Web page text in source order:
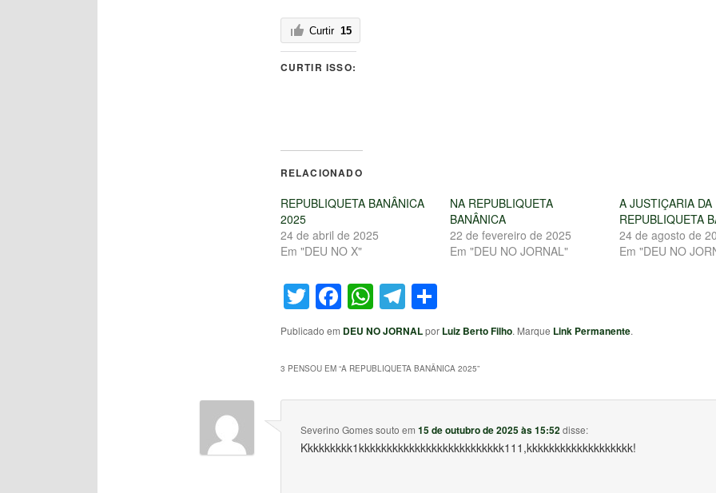
Curtir 15
CURTIR ISSO:
RELACIONADO
REPUBLIQUETA BANÂNICA
2025
24 de abril de 2025
Em "DEU NO X"
NA REPUBLIQUETA
BANÂNICA
22 de fevereiro de 2025
Em "DEU NO JORNAL"
A JUSTIÇARIA DA
REPUBLIQUETA
24 de agosto de
Em "DEU NO
Twitter
Facebook
WhatsApp
Telegram
Share
Publicado em DEU NO JORNALpor Luiz Berto Filho. Marque Link Permanente.
3 PENSOU EM “A REPUBLIQUETA BANÂNICA 2025”
Severino Gomes souto em15 de outubro de 2025 às 15:52disse:
Kkkkkkkkk1kkkkkkkkkkkkkkkkkkkkkkkkkk111,kkkkkkkkkkkkkkkkkkk!